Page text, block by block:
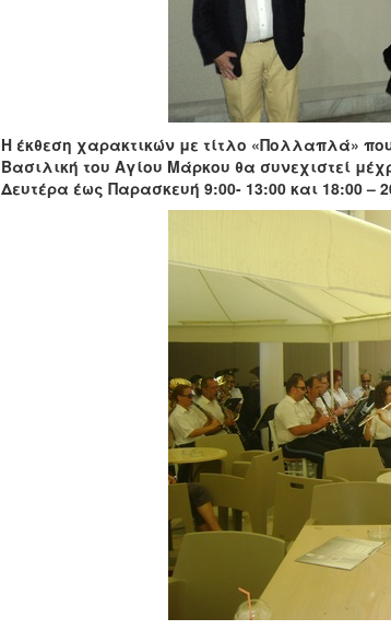
Η έκθεση χαρακτικών με τίτλο «Πολλαπλά»
Βασιλική του Αγίου Μάρκου θα συνεχιστεί
Δευτέρα έως Παρασκευή 9:00- 13:00 και 18:00 –